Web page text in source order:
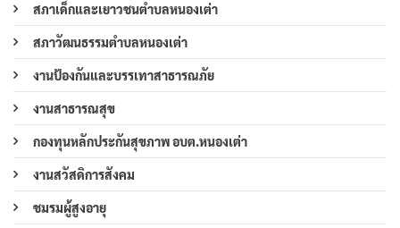
สภาเด็กและเยาวชนตำบลหนองเต่า
สภาวัฒนธรรมตำบลหนองเต่า
งานป้องกันและบรรเทาสาธารณภัย
งานสาธารณสุข
กองทุนหลักประกันสุขภาพ อบต.หนองเต่า
งานสวัสดิการสังคม
ชมรมผู้สูงอายุ